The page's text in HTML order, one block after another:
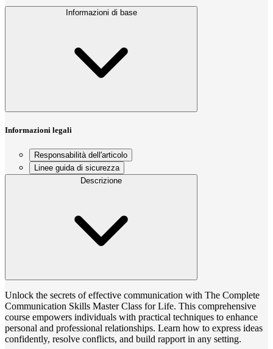
Informazioni di base
Informazioni legali
Responsabilità dell'articolo
Linee guida di sicurezza
Descrizione
Unlock the secrets of effective communication with The Complete
Communication Skills Master Class for Life. This comprehensive
course empowers individuals with practical techniques to enhance
personal and professional relationships. Learn how to express ideas
confidently, resolve conflicts, and build rapport in any setting.